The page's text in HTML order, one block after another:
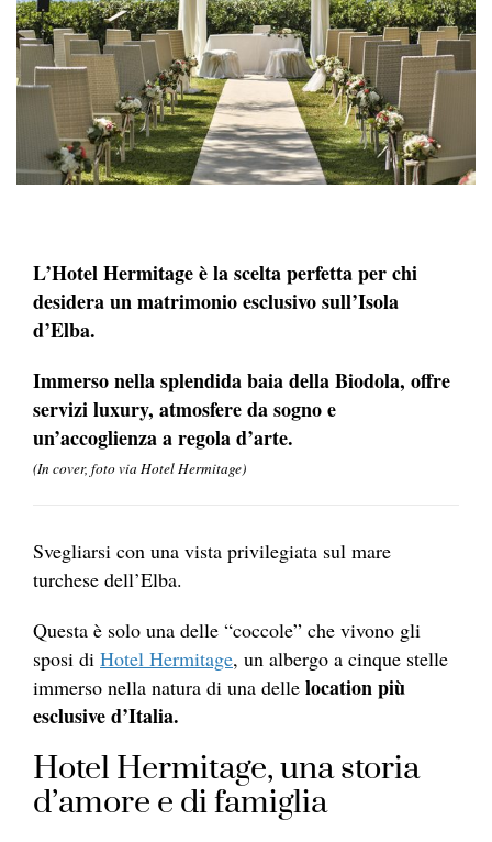
L’Hotel Hermitage è la scelta perfetta per chi
desidera un matrimonio esclusivo sull’Isola
d’Elba.
Immerso nella splendida baia della Biodola, offre
servizi luxury, atmosfere da sogno e
un’accoglienza a regola d’arte.
(In cover, foto via Hotel Hermitage)
Svegliarsi con una vista privilegiata sul mare
turchese dell’Elba.
Questa è solo una delle “coccole” che vivono gli
sposi di Hotel Hermitage, un albergo a cinque stelle
immerso nella natura di una delle location più
esclusive d’Italia.
Hotel Hermitage, una storia
d’amore e di famiglia